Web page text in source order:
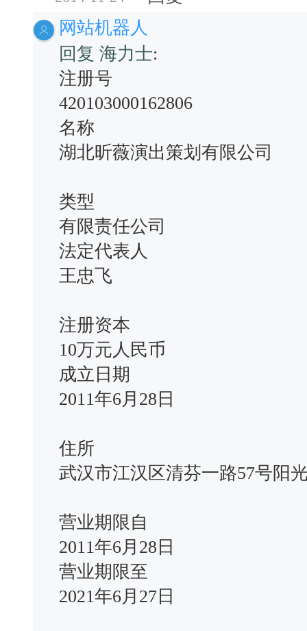
网站机器人
回复 海力士:
注册号
420103000162806
名称
湖北昕薇演出策划有限公司
类型
有限责任公司
法定代表人
王忠飞
注册资本
10万元人民币
成立日期
2011年6月28日
住所
武汉市江汉区清芬一路57号阳
营业期限自
2011年6月28日
营业期限至
2021年6月27日